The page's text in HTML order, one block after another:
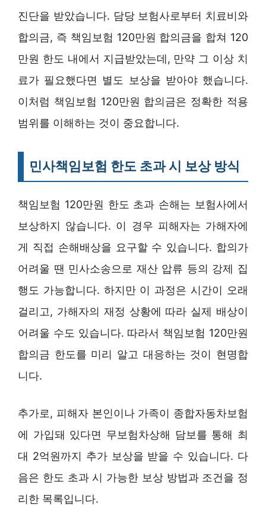
진단을 받았습니다. 담당 보험사로부터 치료비와
합의금, 즉 책임보험 120만원 합의금을 합쳐 120
만원 한도 내에서 지급받았는데, 만약 그 이상 치
료가 필요했다면 별도 보상을 받아야 했습니다.
이처럼 책임보험 120만원 합의금은 정확한 적용
범위를 이해하는 것이 중요합니다.
민사책임보험 한도 초과 시 보상 방식
책임보험 120만원 한도 초과 손해는 보험사에서
보상하지 않습니다. 이 경우 피해자는 가해자에
게 직접 손해배상을 요구할 수 있습니다. 합의가
어려울 땐 민사소송으로 재산 압류 등의 강제 집
행도 가능합니다. 하지만 이 과정은 시간이 오래
걸리고, 가해자의 재정 상황에 따라 실제 배상이
어려울 수도 있습니다. 따라서 책임보험 120만원
합의금 한도를 미리 알고 대응하는 것이 현명합
니다.
추가로, 피해자 본인이나 가족이 종합자동차보험
에 가입돼 있다면 무보험차상해 담보를 통해 최
대 2억원까지 추가 보상을 받을 수 있습니다. 다
음은 한도 초과 시 가능한 보상 방법과 조건을 정
리한 목록입니다.